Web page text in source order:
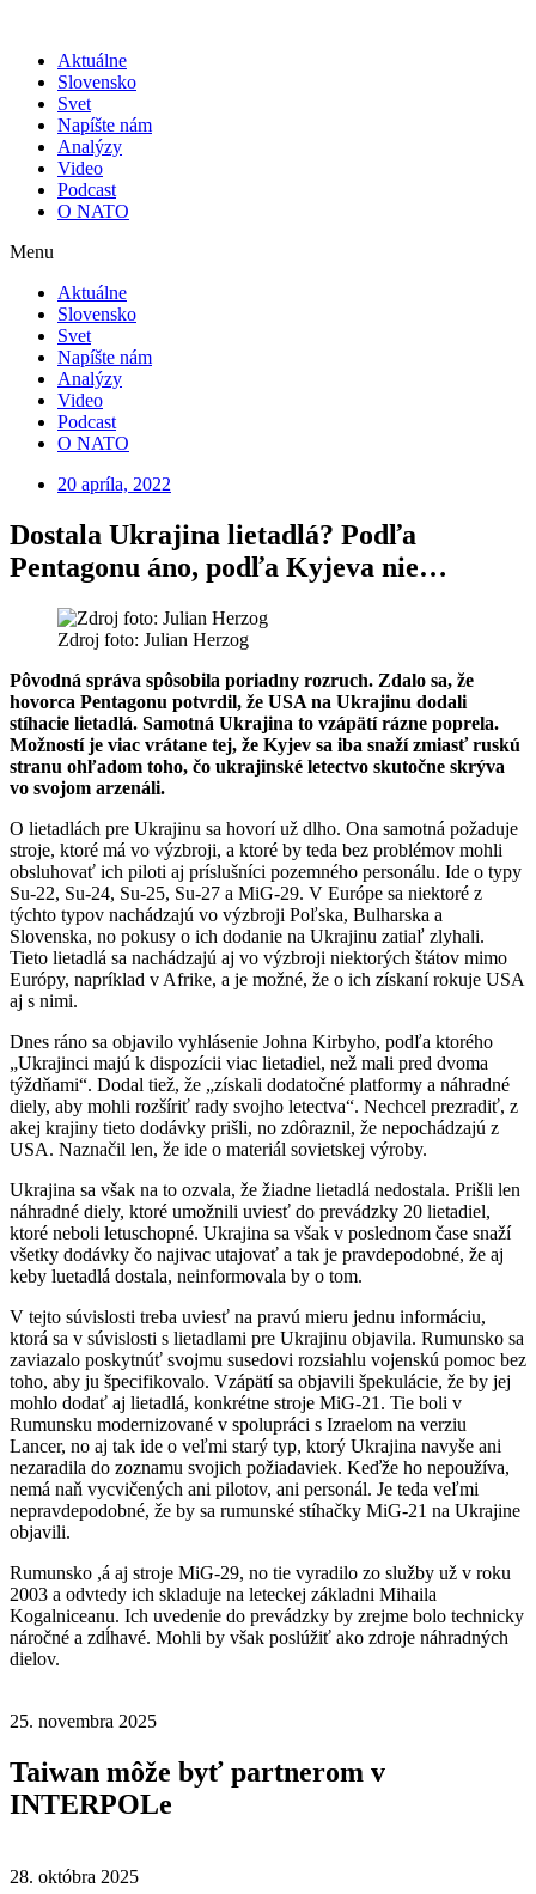
contentAktuálne
Slovensko
Svet
Napíšte nám
Analýzy
Video
Podcast
O NATO
Menu
Aktuálne
Slovensko
Svet
Napíšte nám
Analýzy
Video
Podcast
O NATO
20 apríla, 2022
Dostala Ukrajina lietadlá? Podľa
Pentagonu áno, podľa Kyjeva nie…
Zdroj foto: Julian Herzog
Pôvodná správa spôsobila poriadny rozruch. Zdalo sa, že
hovorca Pentagonu potvrdil, že USA na Ukrajinu dodali
stíhacie lietadlá. Samotná Ukrajina to vzápätí rázne poprela.
Možností je viac vrátane tej, že Kyjev sa iba snaží zmiasť ruskú
stranu ohľadom toho, čo ukrajinské letectvo skutočne skrýva
vo svojom arzenáli.
O lietadlách pre Ukrajinu sa hovorí už dlho. Ona samotná požaduje
stroje, ktoré má vo výzbroji, a ktoré by teda bez problémov mohli
obsluhovať ich piloti aj príslušníci pozemného personálu. Ide o typy
Su-22, Su-24, Su-25, Su-27 a MiG-29. V Európe sa niektoré z
týchto typov nachádzajú vo výzbroji Poľska, Bulharska a
Slovenska, no pokusy o ich dodanie na Ukrajinu zatiaľ zlyhali.
Tieto lietadlá sa nachádzajú aj vo výzbroji niektorých štátov mimo
Európy, napríklad v Afrike, a je možné, že o ich získaní rokuje USA
aj s nimi.
Dnes ráno sa objavilo vyhlásenie Johna Kirbyho, podľa ktorého
„Ukrajinci majú k dispozícii viac lietadiel, než mali pred dvoma
týždňami“. Dodal tiež, že „získali dodatočné platformy a náhradné
diely, aby mohli rozšíriť rady svojho letectva“. Nechcel prezradiť, z
akej krajiny tieto dodávky prišli, no zdôraznil, že nepochádzajú z
USA. Naznačil len, že ide o materiál sovietskej výroby.
Ukrajina sa však na to ozvala, že žiadne lietadlá nedostala. Prišli len
náhradné diely, ktoré umožnili uviesť do prevádzky 20 lietadiel,
ktoré neboli letuschopné. Ukrajina sa však v poslednom čase snaží
všetky dodávky čo najivac utajovať a tak je pravdepodobné, že aj
keby luetadlá dostala, neinformovala by o tom.
V tejto súvislosti treba uviesť na pravú mieru jednu informáciu,
ktorá sa v súvislosti s lietadlami pre Ukrajinu objavila. Rumunsko sa
zaviazalo poskytnúť svojmu susedovi rozsiahlu vojenskú pomoc bez
toho, aby ju špecifikovalo. Vzápätí sa objavili špekulácie, že by jej
mohlo dodať aj lietadlá, konkrétne stroje MiG-21. Tie boli v
Rumunsku modernizované v spolupráci s Izraelom na verziu
Lancer, no aj tak ide o veľmi starý typ, ktorý Ukrajina navyše ani
nezaradila do zoznamu svojich požiadaviek. Keďže ho nepoužíva,
nemá naň vycvičených ani pilotov, ani personál. Je teda veľmi
nepravdepodobné, že by sa rumunské stíhačky MiG-21 na Ukrajine
objavili.
Rumunsko ,á aj stroje MiG-29, no tie vyradilo zo služby už v roku
2003 a odvtedy ich skladuje na leteckej základni Mihaila
Kogalniceanu. Ich uvedenie do prevádzky by zrejme bolo technicky
náročné a zdĺhavé. Mohli by však poslúžiť ako zdroje náhradných
dielov.
25. novembra 2025
Taiwan môže byť partnerom v
INTERPOLe
28. októbra 2025